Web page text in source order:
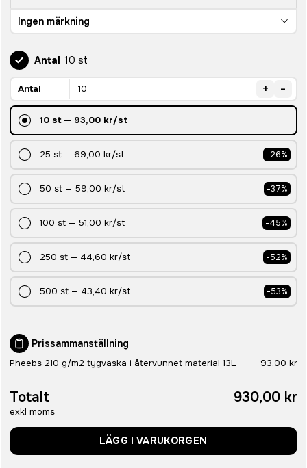
Ingen märkning
Antal 10 st
Antal + -
10 st— 93,00 kr/st
25 st — 69,00 kr/st -26%
50 st — 59,00 kr/st -37%
100 st — 51,00 kr/st -45%
250 st — 44,60 kr/st -52%
500 st — 43,40 kr/st -53%
Prissammanställning
Pheebs 210 g/m2 tygväska i återvunnet material 13L 93,00 kr
Totalt
exkl moms
930,00 kr
LÄGG I VARUKORGEN